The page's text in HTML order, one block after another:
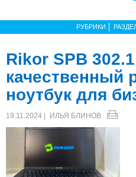
РУБРИКИ
Rikor SPB
качественный
ноутбук для
19.11.2024 | ИЛЬЯ БЛИНОВ